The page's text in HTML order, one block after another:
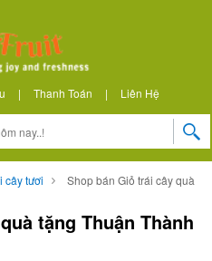
| Thanh Toán | Liên Hệ
cây tươi
Shop bán Giỏ trái cây quà
tặng Thuận Thành